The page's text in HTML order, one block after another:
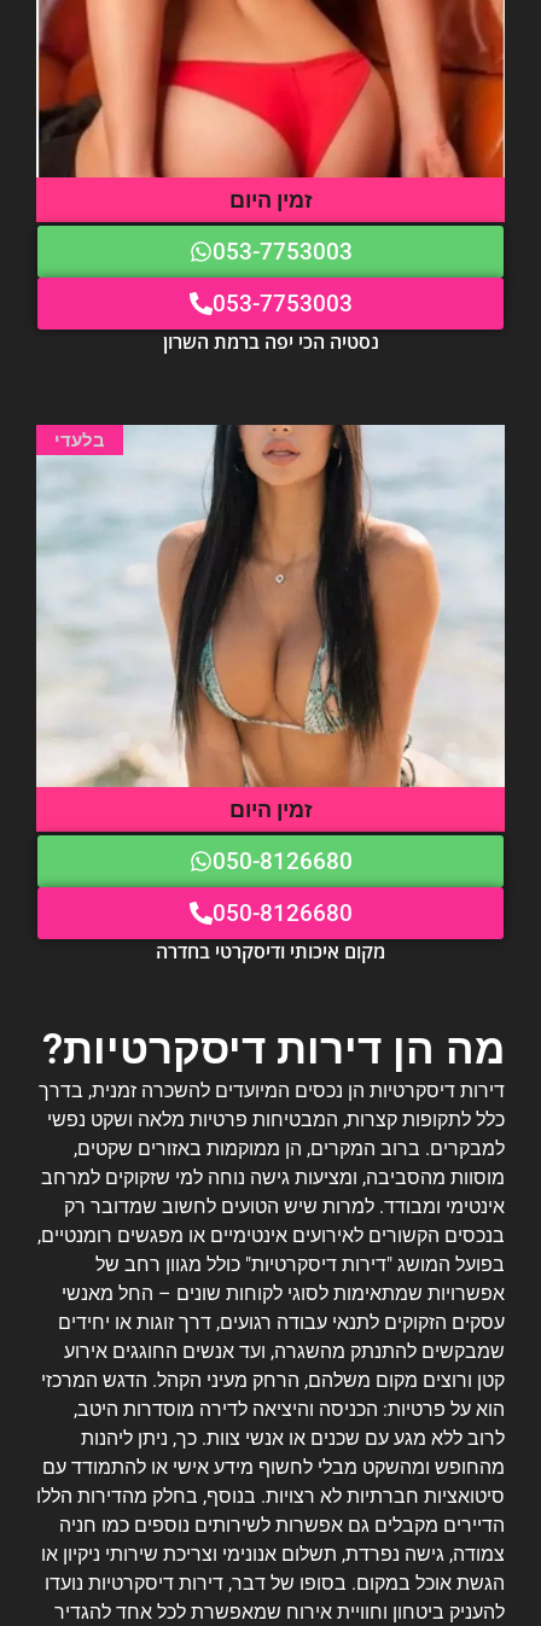
זמין היום
053-7753003
053-7753003
נסטיה הכי יפה ברמת השרון
בלעדי
זמין היום
050-8126680
050-8126680
מקום איכותי ודיסקרטי בחדרה
מה הן דירות דיסקרטיות?
דירות דיסקרטיות הן נכסים המיועדים להשכרה זמנית, בדרך
כלל לתקופות קצרות, המבטיחות פרטיות מלאה ושקט נפשי
למבקרים. ברוב המקרים, הן ממוקמות באזורים שקטים,
מוסוות מהסביבה, ומציעות גישה נוחה למי שזקוקים למרחב
אינטימי ומבודד. למרות שיש הטועים לחשוב שמדובר רק
בנכסים הקשורים לאירועים אינטימיים או מפגשים רומנטיים,
בפועל המושג "דירות דיסקרטיות" כולל מגוון רחב של
אפשרויות שמתאימות לסוגי לקוחות שונים – החל מאנשי
עסקים הזקוקים לתנאי עבודה רגועים, דרך זוגות או יחידים
שמבקשים להתנתק מהשגרה, ועד אנשים החוגגים אירוע
קטן ורוצים מקום משלהם, הרחק מעיני הקהל. הדגש המרכזי
הוא על פרטיות: הכניסה והיציאה לדירה מוסדרות היטב,
לרוב ללא מגע עם שכנים או אנשי צוות. כך, ניתן ליהנות
מהחופש ומהשקט מבלי לחשוף מידע אישי או להתמודד עם
סיטואציות חברתיות לא רצויות. בנוסף, בחלק מהדירות הללו
הדיירים מקבלים גם אפשרות לשירותים נוספים כמו חניה
צמודה, גישה נפרדת, תשלום אנונימי וצריכת שירותי ניקיון או
הגשת אוכל במקום. בסופו של דבר, דירות דיסקרטיות נועדו
להעניק ביטחון וחוויית אירוח שמאפשרת לכל אחד להגדיר